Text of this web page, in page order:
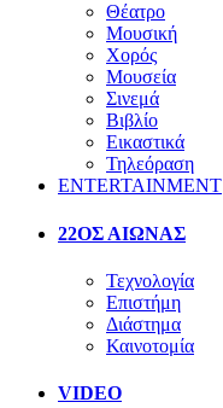
Θέατρο
Μουσική
Χορός
Μουσεία
Σινεμά
Βιβλίο
Εικαστικά
Τηλεόραση
ENTERTAINMENT
22ΟΣ ΑΙΩΝΑΣ
Τεχνολογία
Επιστήμη
Διάστημα
Καινοτομία
VIDEO